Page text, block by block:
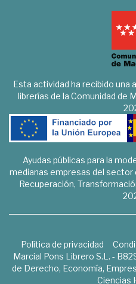
Esta actividad ha recibido una
librerías de la Comunidad de
Ayudas públicas para la
medianas empresas del sector
Recuperación,
Política de privacidad
Marcial Pons Librero S.L. -
de Derecho, Economía,
Ciencias